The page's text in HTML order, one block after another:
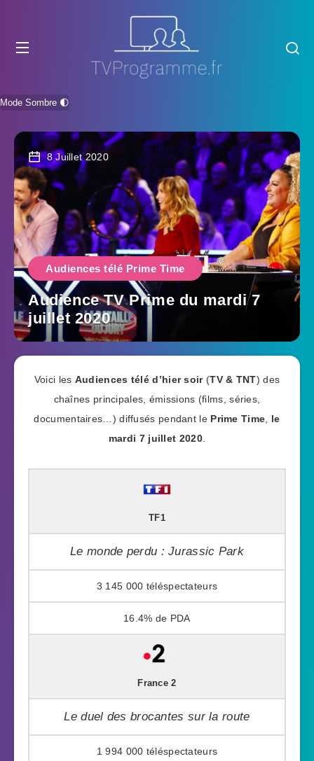
Mode Sombre 🌓
8 Juillet 2020
Audiences télé Prime Time
Audience TV Prime du mardi 7
juillet 2020
Voici les Audiences télé d’hier soir (TV & TNT) des
chaînes principales, émissions (films, séries,
documentaires…) diffusés pendant le Prime Time
le
mardi 7 juillet 2020.
TF1
Le monde perdu : Jurassic Park
3 145 000
16.4%
France 2
Le duel des brocantes sur la route
1 994 000